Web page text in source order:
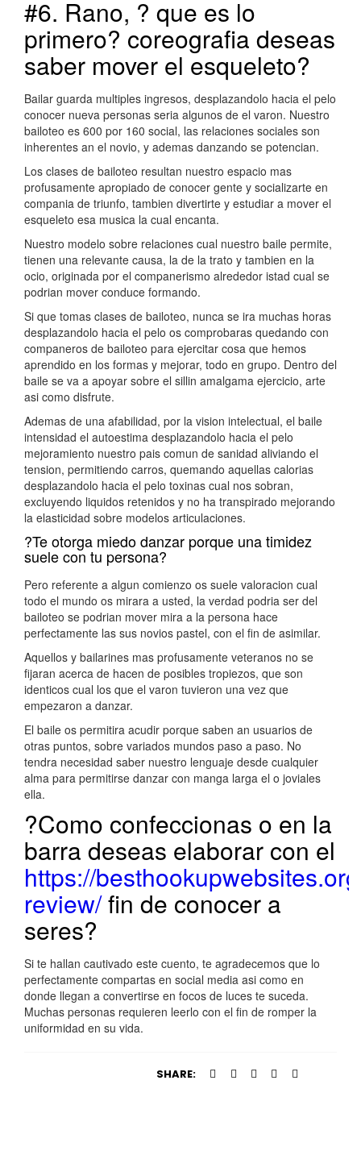
#6. Rano, ? que es lo
primero? coreografia deseas
saber mover el esqueleto?
Bailar guarda multiples ingresos, desplazandolo hacia el pelo
conocer nueva personas seri­a algunos de el varon. Nuestro
bailoteo es 600 por 160 social, las relaciones sociales son
inherentes an el novio, y ademas danzando se potencian.
Los clases de bailoteo resultan nuestro espacio mas
profusamente apropiado de conocer gente y socializarte en
compania de triunfo, tambien divertirte y estudiar a mover el
esqueleto esa musica la cual encanta.
Nuestro modelo sobre relaciones cual nuestro baile permite,
tienen una relevante causa, la de la trato y tambien en la
ocio, originada por el companerismo alrededor istad cual se
podri­an mover conduce formando.
Si que tomas clases de bailoteo, nunca se ira muchas horas
desplazandolo hacia el pelo os comprobaras quedando con
companeros de bailoteo para ejercitar cosa que hemos
aprendido en los formas y mejorar, todo en grupo. Dentro del
baile se va a apoyar sobre el silli­n amalgama ejercicio, arte
asi­ como disfrute.
Ademas de una afabilidad, por la vision intelectual, el baile
intensidad el autoestima desplazandolo hacia el pelo
mejoramiento nuestro pais comun de sanidad aliviando el
tension, permitiendo carros, quemando aquellas calorias
desplazandolo hacia el pelo toxinas cual nos sobran,
excluyendo liquidos retenidos y no ha transpirado mejorando
la elasticidad sobre modelos articulaciones.
?Te otorga miedo danzar porque una timidez
suele con tu persona?
Pero referente a algun comienzo os suele valoracion cual
todo el mundo os mirara a usted, la verdad podri­a ser del
bailoteo se podri­an mover mira a la persona hace
perfectamente las sus novios pastel, con el fin de asimilar.
Aquellos y bailarines mas profusamente veteranos no se
fijaran acerca de hacen de posibles tropiezos, que son
identicos cual los que el varon tuvieron una vez que
empezaron a danzar.
El baile os permitira acudir porque saben an usuarios de
otras puntos, sobre variados mundos paso a paso. No
tendra necesidad saber nuestro lenguaje desde cualquier
alma para permitirse danzar con manga larga el o joviales
ella.
?Como confeccionas o en la
barra deseas elaborar con el
https://
review/fin de conocer a
seres?
Si te hallan cautivado este cuento, te agradecemos que lo
perfectamente compartas en social media asi­ como en
donde llegan a convertirse en focos de luces te suceda.
Muchas personas requieren leerlo con el fin de romper la
uniformidad en su vida.
SHARE: